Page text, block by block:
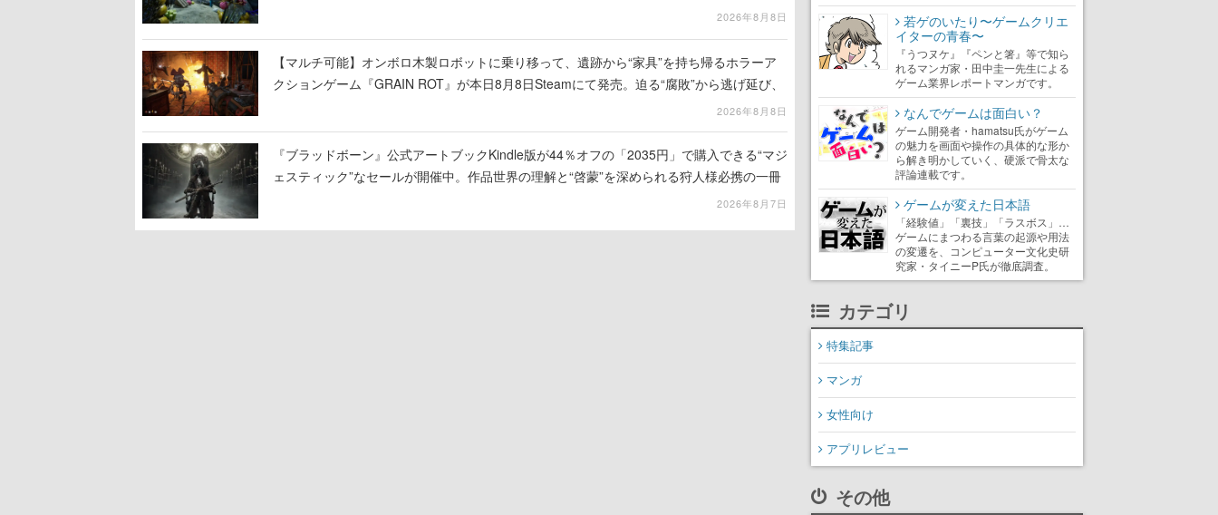
2026年8月8日
【マルチ可能】オンボロ木製ロボットに乗り移って、遺跡から“家具”を持ち帰るホラーア
クションゲーム『GRAIN ROT』が本日8月8日Steamにて発売。迫る“腐敗”から逃げ延び、
2026年8月8日
『ブラッドボーン』公式アートブックKindle版が44％オフの「2035円」で購入できる“マジ
ェスティック”なセールが開催中。作品世界の理解と“啓蒙”を深められる狩人様必携の一冊
2026年8月7日
若ゲのいたり〜ゲームクリエ
イターの青春〜
『うつヌケ』『ペンと箸』等で知ら
れるマンガ家・田中圭一先生による
ゲーム業界レポートマンガです。
なんでゲームは面白い？
ゲーム開発者・hamatsu氏がゲーム
の魅力を画面や操作の具体的な形か
ら解き明かしていく、硬派で骨太な
評論連載です。
ゲームが変えた日本語
「経験値」「裏技」「ラスボス」…
ゲームにまつわる言葉の起源や用法
の変遷を、コンピューター文化史研
究家・タイニーP氏が徹底調査。
カテゴリ
特集記事
マンガ
女性向け
アプリレビュー
その他